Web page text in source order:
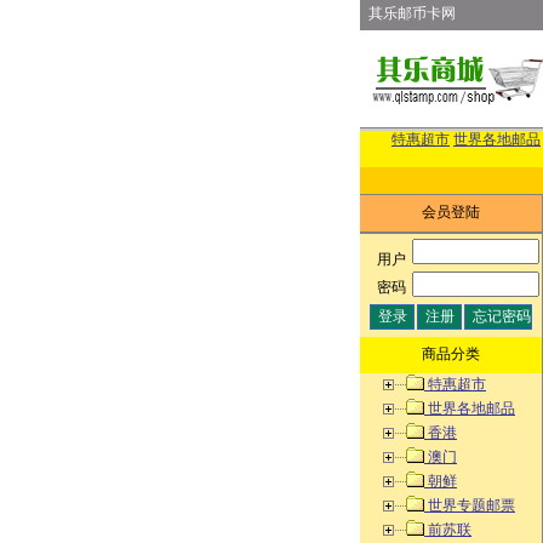
其乐邮币卡网
特惠超市 世界各地邮品
会员登陆
用户:
密码:
商品分类
特惠超市
世界各地邮品
香港
澳门
朝鲜
世界专题邮票
前苏联